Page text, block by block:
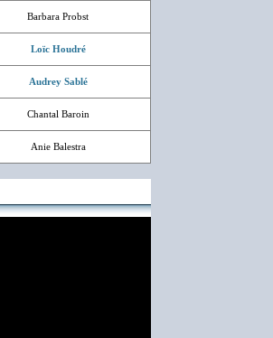
Barbara Probst
Loïc Houdré
Audrey Sablé
Chantal Baroin
Anie Balestra